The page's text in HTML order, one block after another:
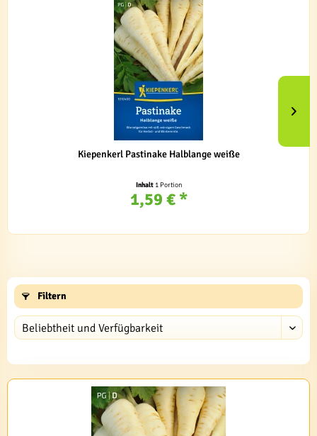
Kiepenkerl Pastinake Halblange weiße
Inhalt 1 Portion
1,59 € *
Filtern